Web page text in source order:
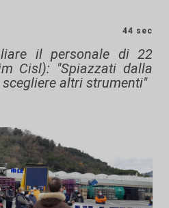
44 sec
il personale di 22
Cisl): "Spiazzati dalla
altri strumenti"